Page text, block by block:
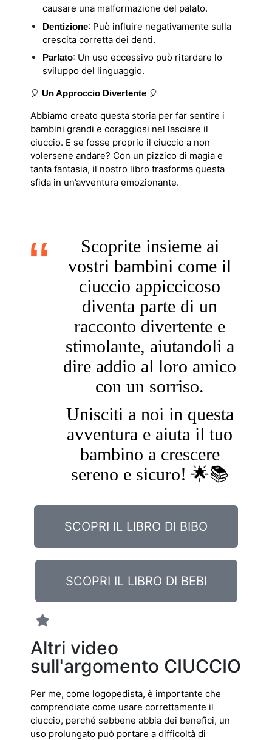
causare una malformazione del palato.
Dentizione: Può influire negativamente sulla
crescita corretta dei denti.
Parlato: Un uso eccessivo può ritardare lo
sviluppo del linguaggio.
🎈 Un Approccio Divertente 🎈
Abbiamo creato questa storia per far sentire i
bambini grandi e coraggiosi nel lasciare il
ciuccio. E se fosse proprio il ciuccio a non
volersene andare? Con un pizzico di magia e
tanta fantasia, il nostro libro trasforma questa
sfida in un’avventura emozionante.
Scoprite insieme ai
vostri bambini come il
ciuccio appiccicoso
diventa parte di un
racconto divertente e
stimolante, aiutandoli a
dire addio al loro amico
con un sorriso.
Unisciti a noi in questa
avventura e aiuta il tuo
bambino a crescere
sereno e sicuro! 🌟📚
SCOPRI IL LIBRO DI BIBO
SCOPRI IL LIBRO DI BEBI
Altri video
sull'argomento CIUCCIO
Per me, come logopedista, è importante che
comprendiate come usare correttamente il
ciuccio, perché sebbene abbia dei benefici, un
uso prolungato può portare a difficoltà di